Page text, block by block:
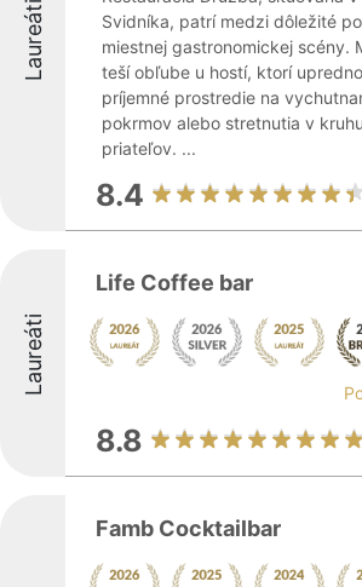
Laureáti
Svidníka, patrí medzi dôležité
miestnej gastronomickej scény.
teší obľube u hostí, ktorí
príjemné prostredie na
pokrmov alebo stretnutia v
priateľov. ...
8.4
Laureáti
Life Coffee bar
8.8
Famb Cocktailbar